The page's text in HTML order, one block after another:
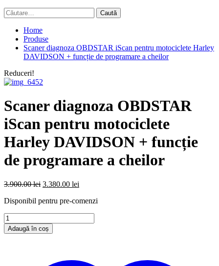
Caută
după:
Home
Produse
Scaner diagnoza OBDSTAR iScan pentru motociclete Harley
DAVIDSON + funcție de programare a cheilor
Reduceri!
Scaner diagnoza OBDSTAR
iScan pentru motociclete
Harley DAVIDSON + funcție
de programare a cheilor
3.900.00lei Prețul
a
3.380.00 lei
este:
Disponibil pentru pre-comenzi
Cantitate
Scaner
diagnoza
Adaugă în coș